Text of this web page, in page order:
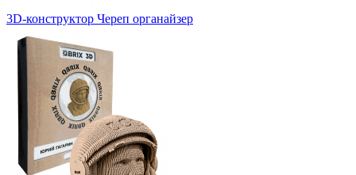
3D-конструктор Череп органайзер